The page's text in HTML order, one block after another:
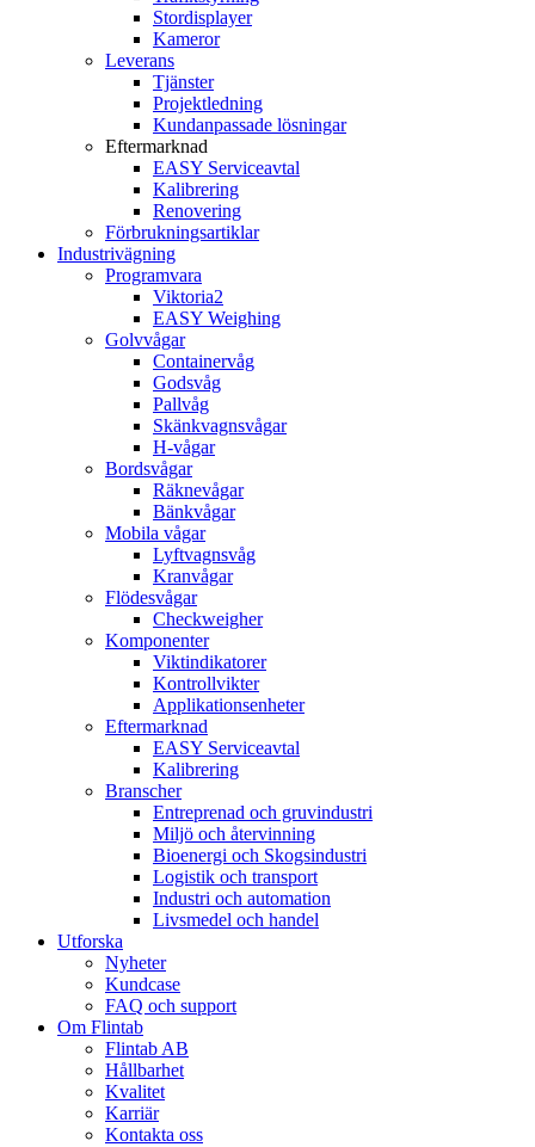
Stordisplayer
Kameror
Leverans
Tjänster
Projektledning
Kundanpassade lösningar
Eftermarknad
EASY Serviceavtal
Kalibrering
Renovering
Förbrukningsartiklar
Industrivägning
Programvara
Viktoria2
EASY Weighing
Golvvågar
Containervåg
Godsvåg
Pallvåg
Skänkvagnsvågar
H-vågar
Bordsvågar
Räknevågar
Bänkvågar
Mobila vågar
Lyftvagnsvåg
Kranvågar
Flödesvågar
Checkweigher
Komponenter
Viktindikatorer
Kontrollvikter
Applikationsenheter
Eftermarknad
EASY Serviceavtal
Kalibrering
Branscher
Entreprenad och gruvindustri
Miljö och återvinning
Bioenergi och Skogsindustri
Logistik och transport
Industri och automation
Livsmedel och handel
Utforska
Nyheter
Kundcase
FAQ och support
Om Flintab
Flintab AB
Hållbarhet
Kvalitet
Karriär
Kontakta oss